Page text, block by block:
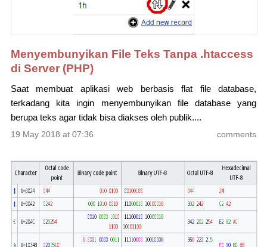
Menyembunyikan File Teks Tanpa .htaccess
di Server (PHP)
Saat membuat aplikasi web berbasis flat file database,
terkadang kita ingin menyembunyikan file database yang
berupa teks agar tidak bisa diakses oleh publik....
comments
19 May 2018 at 07:36